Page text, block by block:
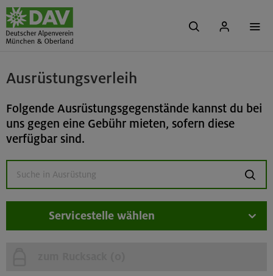
Ausrüstungsverleih
Folgende Ausrüstungsgegenstände kannst du bei
uns gegen eine Gebühr mieten, sofern diese
verfügbar sind.
suchen
Servicestelle wählen